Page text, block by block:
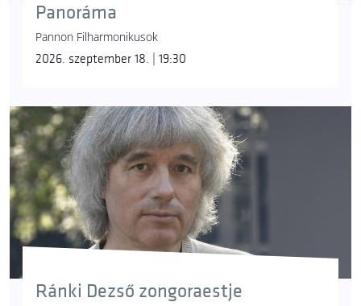
Panoráma
Pannon Filharmonikusok
2026. szeptember 18. | 19:30
Ránki Dezső zongoraestje